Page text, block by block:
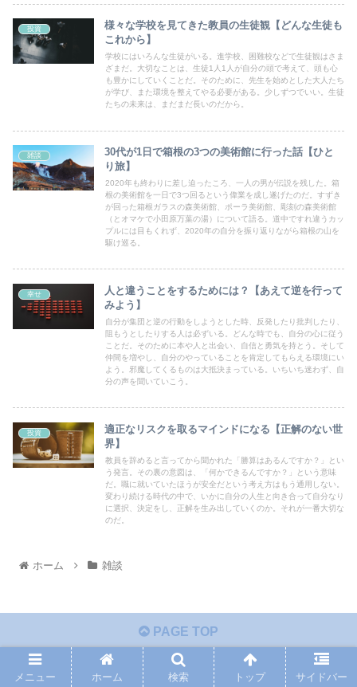
投資
様々な学校を見てきた教員の生徒観【どんな生徒も
これから】
学校にはいろんな生徒がいる。進学校、困難校などで生徒観はさま
ざまだ。大切なことは、生徒1人1人が自分の頭で考えて、頭も心
も豊かにしていくことだ。そのために、先生を始めとした大人たち
が学び、また環境を整えてやる必要がある。少しずつでいい。生徒
たちの未来は、まだまだ長いのだから。
雑談
30代が1日で箱根の3つの美術館に行った話【ひと
り旅】
2020年も終わりに差し迫ったころ、一人の男が伝説を残した。箱
根の美術館を一日で3つ回るという偉業を成し遂げたのだ。すずき
が回った箱根ガラスの森美術館、ポーラ美術館、彫刻の森美術館
（とオマケで小田原万葉の湯）について語る。道中ですれ違うカッ
プルには目もくれず、2020年の自分を振り返りながら箱根の山を
駆け巡る。
幸せ
人と違うことをするためには？【あえて逆を行って
みよう】
自分が集団と逆の行動をしようとした時、反発したり批判したり、
阻もうとしたりする人は必ずいる。どんな時でも、自分の心に従う
ことだ。そのために本や人と出会い、自信と勇気を持とう。そして
仲間を増やし、自分のやっていることを肯定してもらえる環境にい
よう。邪魔してくるものは大抵決まっている。いちいち迷わず、自
分の声を聞いていこう。
投資
適正なリスクを取るマインドになる【正解のない世
界】
教員を辞めると言ってから聞かれた「勝算はあるんですか？」とい
う発言。その裏の意図は、「何かできるんですか？」という意味
だ。職に就いていたほうが安全だという考え方はもう通用しない。
変わり続ける時代の中で、いかに自分の人生と向き合って自分なり
に選択、決定をし、正解を生み出していくのか。それが一番大切な
のだ。
ホーム 雑談
PAGE TOP
メニュー ホーム 検索 トップ サイドバー